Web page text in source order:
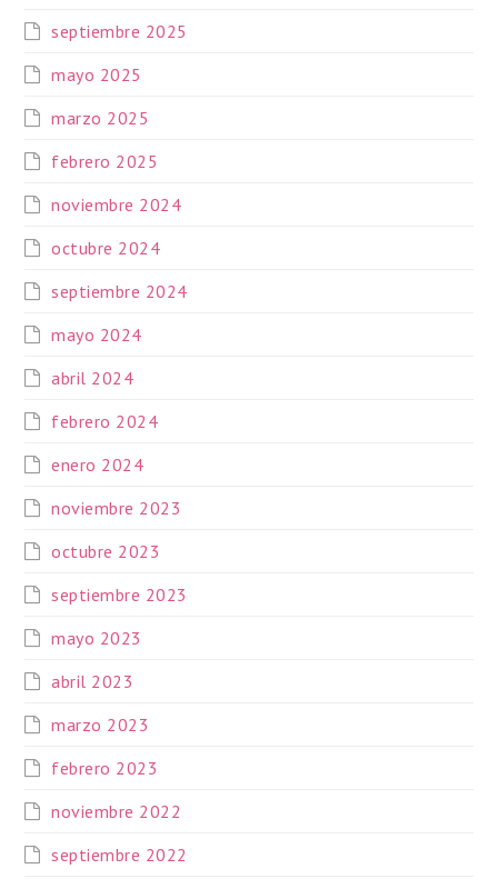
septiembre 2025
mayo 2025
marzo 2025
febrero 2025
noviembre 2024
octubre 2024
septiembre 2024
mayo 2024
abril 2024
febrero 2024
enero 2024
noviembre 2023
octubre 2023
septiembre 2023
mayo 2023
abril 2023
marzo 2023
febrero 2023
noviembre 2022
septiembre 2022